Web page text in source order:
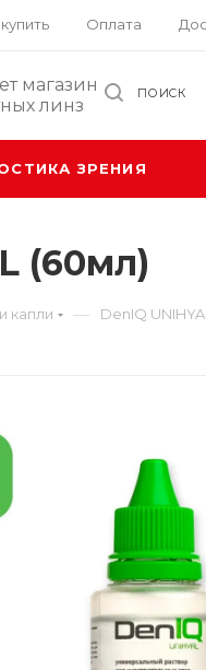
Оплата
магазин
линз
ПОИСК
ЗРЕНИЯ
(60мл)
капли — DenIQ